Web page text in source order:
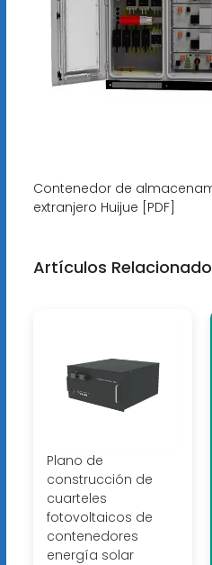
Contenedor de
extranjero Huijue [PDF]
Artículos
Plano de
construcción de
cuarteles
fotovoltaicos de
contenedores
energía solar